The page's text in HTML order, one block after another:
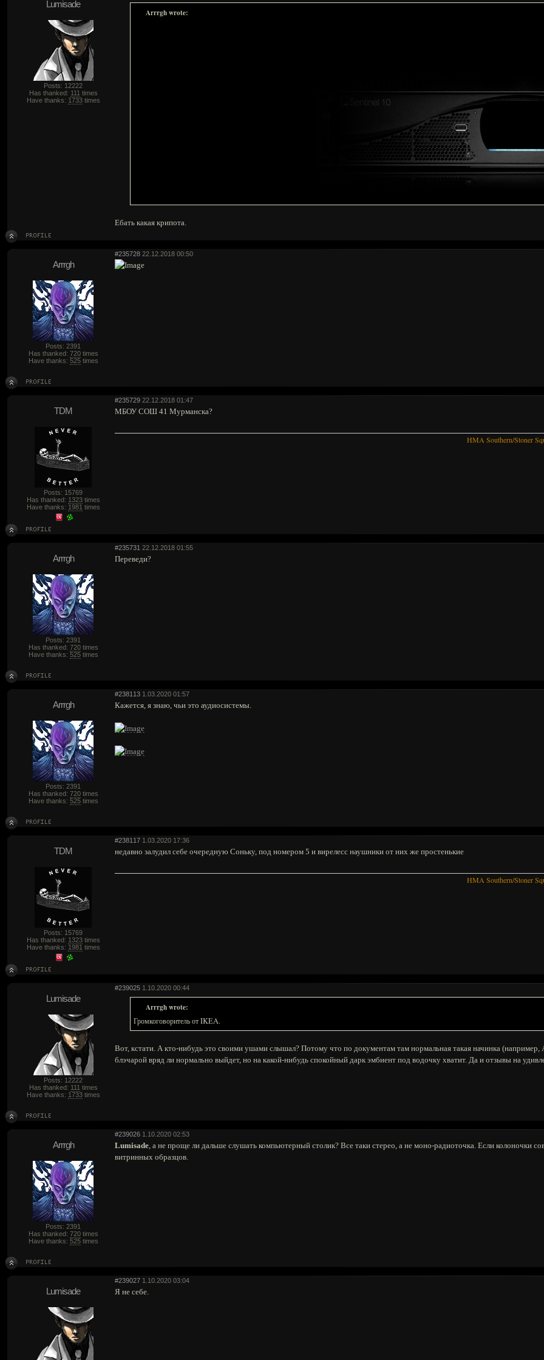
Lumisade
Posts: 12222
Has thanked: 111 times
Have thanks: 1733times
Arrrgh wrote:
Ебать какая крипота.
#235728 22.12.2018 00:50
Arrrgh
Posts: 2391
Has thanked: 720times
Have thanks: 525times
#235729 22.12.2018 01:47
TDM
Posts: 15769
Has thanked: 1323times
Have thanks: 1981 times
МБОУ СОШ 41 Мурманска?
HMA Southern/Stoner
#235731 22.12.2018 01:55
Arrrgh
Posts: 2391
Has thanked: 720times
Have thanks: 525times
Переведи?
#238113 1.03.2020 01:57
Arrrgh
Posts: 2391
Has thanked: 720times
Have thanks: 525times
Кажется, я знаю, чьи это аудиосистемы.
#238117 1.03.2020 17:36
TDM
Posts: 15769
Has thanked: 1323times
Have thanks: 1981 times
недавно залудил себе очередную Соньку, под номером 5 и вирелесс наушники от них же простенькие
HMA Southern/Stoner
#239025 1.10.2020 00:44
Lumisade
Posts: 12222
Has thanked: 111 times
Have thanks: 1733times
Arrrgh wrote:
Громкоговоритель от IKEA.
Вот, кстати. А кто-нибудь это своими ушами слышал? Потому что по документам там нормальная такая начинка
блэчарой вряд ли нормально выйдет, но на какой-нибудь спокойный дарк эмбиент под водочку хватит. Да и отзывы на
#239026 1.10.2020 02:53
Arrrgh
Posts: 2391
Has thanked: 720times
Have thanks: 525times
Lumisade, а не проще ли дальше слушать компьютерный столик? Все таки стерео, а не моно-радиоточка. Если колоночки
витринных образцов.
#239027 1.10.2020 03:04
Lumisade Я не себе.